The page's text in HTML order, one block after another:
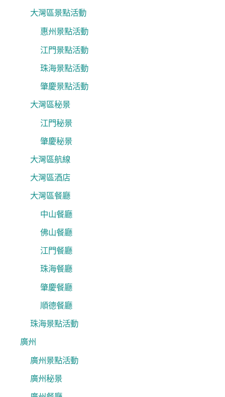
大灣區景點活動
惠州景點活動
江門景點活動
珠海景點活動
肇慶景點活動
大灣區秘景
江門秘景
肇慶秘景
大灣區航線
大灣區酒店
大灣區餐廳
中山餐廳
佛山餐廳
江門餐廳
珠海餐廳
肇慶餐廳
順德餐廳
珠海景點活動
廣州
廣州景點活動
廣州秘景